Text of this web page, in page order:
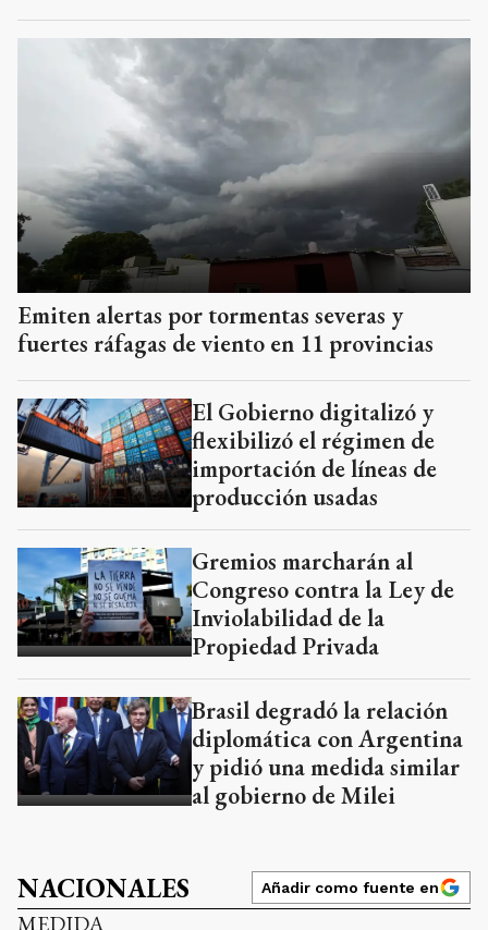
Emiten alertas por tormentas severas y
fuertes ráfagas de viento en 11 provincias
El Gobierno digitalizó y
flexibilizó el régimen de
importación de líneas de
producción usadas
Gremios marcharán al
Congreso contra la Ley de
Inviolabilidad de la
Propiedad Privada
Brasil degradó la relación
diplomática con Argentina
y pidió una medida similar
al gobierno de Milei
NACIONALES Añadir como fuente en
MEDIDA